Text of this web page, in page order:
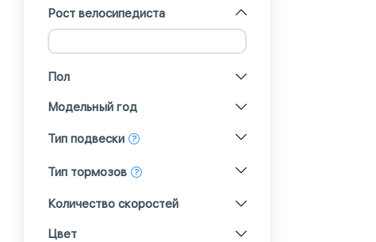
Рост велосипедиста
Пол
Модельный год
Тип подвески
Тип тормозов
Количество скоростей
Цвет